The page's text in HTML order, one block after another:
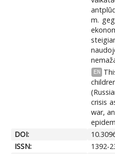
m.
EN
crisis
war,
DOI:
ISSN:
1392-